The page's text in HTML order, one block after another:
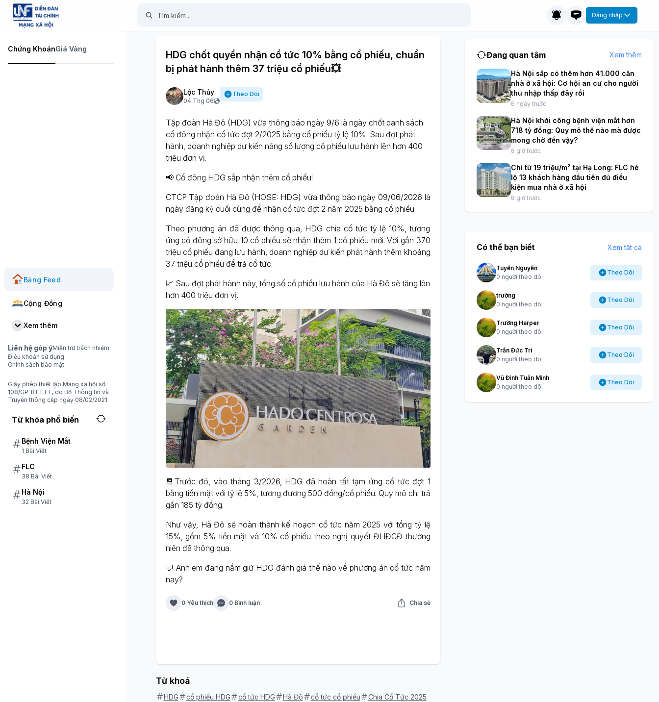
Đăng nhập
Chứng KhoánGiá Vàng
Bảng Feed
Cộng Đồng
Xem thêm
Liên hệ góp ýMiễn trừ trách nhiệm
Điều khoản sử dụng
Chính sách bảo mật
Giấy phép thiết lập Mạng xã hội số
108/GP-BTTTT, do Bộ Thông tin và
Truyền thông cấp ngày 08/02/2021.
Từ khóa phổ biến
Bệnh Viện Mắt
1 Bài Viết
FLC
38 Bài Viết
Hà Nội
32 Bài Viết
HDG chốt quyền nhận cổ tức 10% bằng cổ phiếu, chuẩn
bị phát hành thêm 37 triệu cổ phiếu💥
Lộc Thủy
04 Thg 06
Theo Dõi
Tập đoàn Hà Đô (HDG) vừa thông báo ngày 9/6 là ngày chốt danh sách
cổ đông nhận cổ tức đợt 2/2025 bằng cổ phiếu tỷ lệ 10%. Sau đợt phát
hành, doanh nghiệp dự kiến nâng số lượng cổ phiếu lưu hành lên hơn 400
triệu đơn vị.
📢 Cổ đông HDG sắp nhận thêm cổ phiếu!
CTCP Tập đoàn Hà Đô (HOSE: HDG) vừa thông báo ngày 09/06/2026 là
ngày đăng ký cuối cùng để nhận cổ tức đợt 2 năm 2025 bằng cổ phiếu.
Theo phương án đã được thông qua, HDG chia cổ tức tỷ lệ 10%, tương
ứng cổ đông sở hữu 10 cổ phiếu sẽ nhận thêm 1 cổ phiếu mới. Với gần 370
triệu cổ phiếu đang lưu hành, doanh nghiệp dự kiến phát hành thêm khoảng
37 triệu cổ phiếu để trả cổ tức.
📈 Sau đợt phát hành này, tổng số cổ phiếu lưu hành của Hà Đô sẽ tăng lên
hơn 400 triệu đơn vị.
📆Trước đó, vào tháng 3/2026, HDG đã hoàn tất tạm ứng cổ tức đợt 1
bằng tiền mặt với tỷ lệ 5%, tương đương 500 đồng/cổ phiếu. Quy mô chi trả
gần 185 tỷ đồng.
Như vậy, Hà Đô sẽ hoàn thành kế hoạch cổ tức năm 2025 với tổng tỷ lệ
15%, gồm 5% tiền mặt và 10% cổ phiếu theo nghị quyết ĐHĐCĐ thường
niên đã thông qua.
💬 Anh em đang nắm giữ HDG đánh giá thế nào về phương án cổ tức năm
nay?
0 Yêu thích 0 Bình luận Chia sẻ
Từ khoá
HDG cổ phiếu HDG cổ tức HDG Hà Đô cổ tức cổ phiếu
Chia Cổ Tức 2025
Đang quan tâm Xem thêm
Hà Nội sắp có thêm hơn 41.000 căn
nhà ở xã hội: Cơ hội an cư cho người
thu nhập thấp đây rồi
6 ngày trước
Hà Nội khởi công bệnh viện mắt hơn
718 tỷ đồng: Quy mô thế nào mà được
mong chờ đến vậy?
8 giờ trước
Chỉ từ 19 triệu/m² tại Hạ Long: FLC hé
lộ 13 khách hàng đầu tiên đủ điều
kiện mua nhà ở xã hội
8 giờ trước
Có thể bạn biết Xem tất cả
Tuyến Nguyễn
0 người theo dõi
Theo Dõi
trường
0 người theo dõi
Theo Dõi
Trường Harper
0 người theo dõi
Theo Dõi
Trần Đức Trí
0 người theo dõi
Theo Dõi
Vũ Đình Tuấn Minh
0 người theo dõi
Theo Dõi